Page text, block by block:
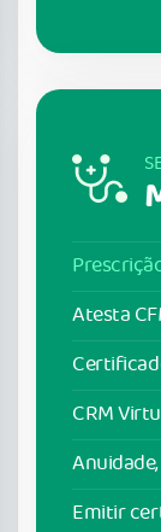
Atesta
CRM
Emitir